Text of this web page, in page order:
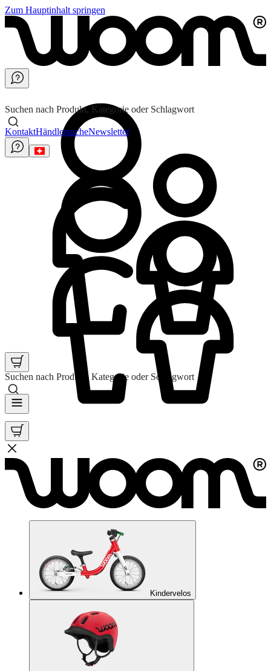
Zum Hauptinhalt springen
Suchen nach Produkt, Kategorie oder Schlagwort
Suchen nach Produkt, Kategorie oder Schlagwort
KontaktHändlersucheNewsletter
Kindervelos